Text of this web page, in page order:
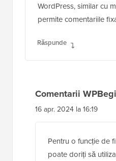
WordPress, similar cu
permite comentariile
Răspunde
Comentarii
16 apr. 2024 la 16:19
Pentru o funcție de
poate doriți să